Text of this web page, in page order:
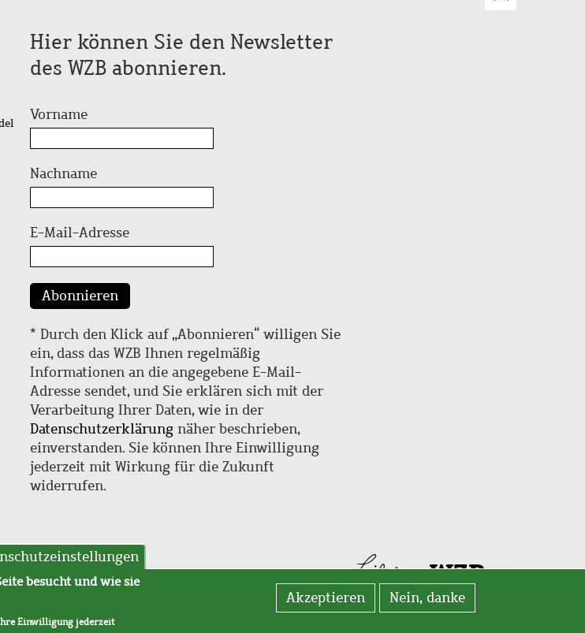
Hier können Sie den Newsletter
des WZB abonnieren.
Vorname
Nachname
E-Mail-Adresse
Abonnieren
* Durch den Klick auf „Abonnieren“ willigen Sie
ein, dass das WZB Ihnen regelmäßig
Informationen an die angegebene E-Mail-
Adresse sendet, und Sie erklären sich mit der
Verarbeitung Ihrer Daten, wie in der
Datenschutzerklärung näher beschrieben,
einverstanden. Sie können Ihre Einwilligung
jederzeit mit Wirkung für die Zukunft
widerrufen.
besucht und wie sie
Einwilligung jederzeit
Akzeptieren Nein, danke